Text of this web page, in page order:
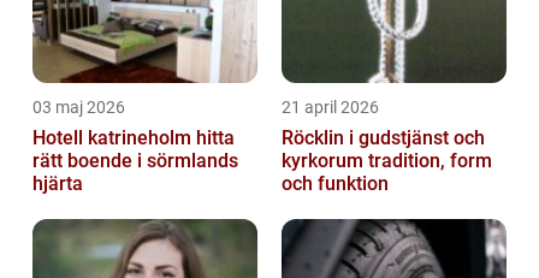
03 maj 2026
Hotell katrineholm hitta
rätt boende i sörmlands
hjärta
21 april 2026
Röcklin i gudstjänst och
kyrkorum tradition, form
och funktion